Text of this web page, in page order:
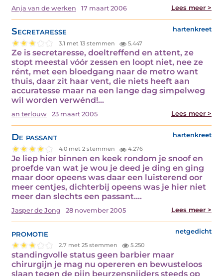
Anja van de werken 17 maart 2006 Lees meer >
Secretaresse hartenkreet
3.1 met 13 stemmen 5.447
Ze is secretaresse, doeltreffend en attent, ze
stopt meestal vóór zessen en loopt niet, nee ze
rént, met een bloedgang naar de metro want
thuis, daar zit haar vent, die niets heeft aan
accuratesse maar na een lange dag simpelweg
wil worden verwénd!…
an terlouw 23 maart 2005 Lees meer >
De passant hartenkreet
4.0 met 2 stemmen 4.276
Je liep hier binnen en keek rondom je snoof en
proefde van wat je wou je deed je ding en ging
maar door opeens was daar een luisterend oor
meer centjes, dichterbij opeens was je hier niet
meer dan slechts een passant.…
Jasper de Jong 28 november 2005 Lees meer >
promotie netgedicht
2.7 met 25 stemmen 5.250
standingvolle status geen barbier maar
chirurgijn je mag nu opereren en bewusteloos
slaan tegen de pijn beurzensnijders steeds op